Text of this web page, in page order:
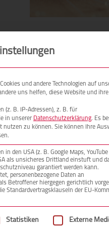
unseren
und andere Technologien auf
uns helfen, diese Website und ihre
(z. B. IP-Adressen), z. B. für
in unserer Datenschutzerklärung. Es
nutzen zu können. Sie können Ihre
den USA (z. B. Google Maps, YouTube
als unsicheres Drittland einstuft und
garantiert werden kann.
personenbezogene Daten an
Betroffener hiergegen gerichtlich
Standardvertragsklauseln der EU-
für die eine
Statistiken Externe